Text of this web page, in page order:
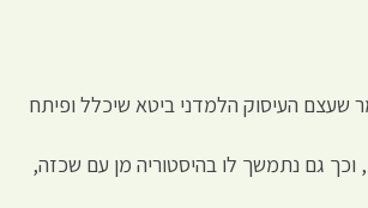
שעצם העיסוק הלמדני ביטא שיכלל ופיתח
גם נתמשך לו בהיסטוריה מן עם שכזה,